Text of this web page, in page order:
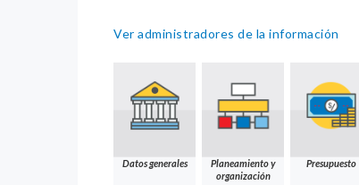
Ver administradores de la información
Datos generales
Planeamiento y
organización
Presupuesto